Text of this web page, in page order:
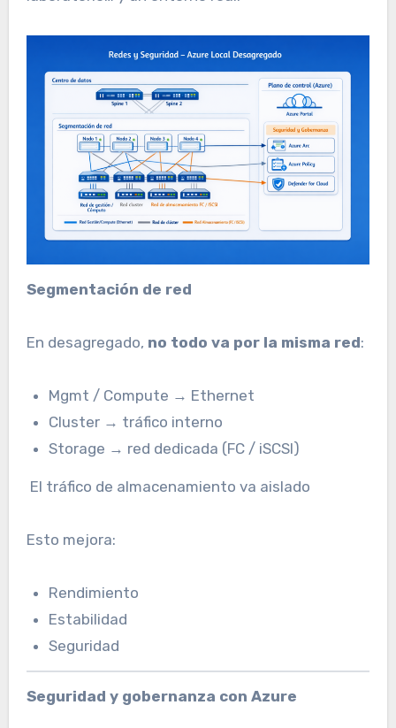
Segmentación de red
En desagregado, no todo va por la misma red:
Mgmt / Compute → Ethernet
Cluster → tráfico interno
Storage → red dedicada (FC / iSCSI)
El tráfico de almacenamiento va aislado
Esto mejora:
Rendimiento
Estabilidad
Seguridad
Seguridad y gobernanza con Azure